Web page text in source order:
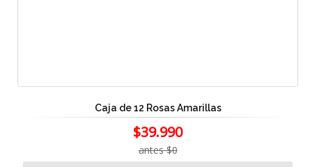
Caja de 12 Rosas Amarillas
$39.990
antes $0